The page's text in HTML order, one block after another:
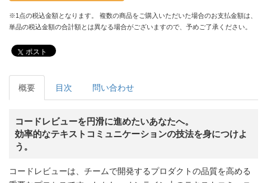
※1点の税込金額となります。 複数の商品をご購入いただいた場合のお支払金額は、
単品の税込金額の合計額とは異なる場合がございますので、予めご了承ください。
ポスト
概要 目次 問い合わせ
コードレビューを円滑に進めたいあなたへ。
効率的なテキストコミュニケーションの技法を身につけよ
う。
コードレビューは、チームで開発するプロダクトの品質を高める